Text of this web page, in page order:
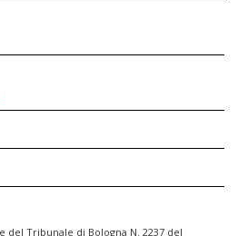
del Tribunale di Bologna N. 2237 del